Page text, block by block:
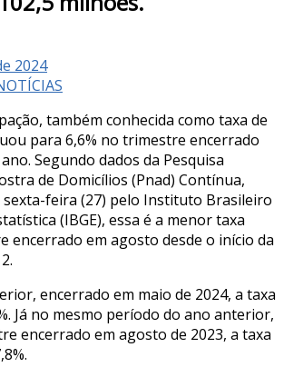
2024
também conhecida como taxa de
para 6,6% no trimestre encerrado
Segundo dados da Pesquisa
de Domicílios (Pnad) Contínua,
feira (27) pelo Instituto Brasileiro
(IBGE), essa é a menor taxa
encerrado em agosto desde o início da
encerrado em maio de 2024, a taxa
Já no mesmo período do ano anterior,
encerrado em agosto de 2023, a taxa